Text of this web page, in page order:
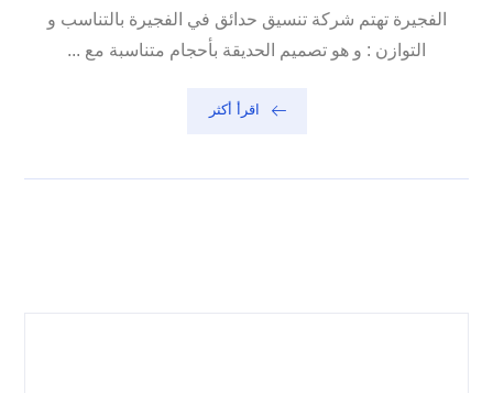
الفجيرة تهتم شركة تنسيق حدائق في الفجيرة بالتناسب و
التوازن : و هو تصميم الحديقة بأحجام متناسبة مع ...
اقرأ أكثر